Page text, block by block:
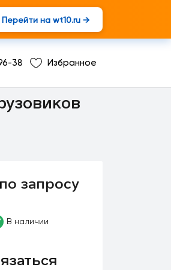
Перейти на wt10.ru →
38 Избранное
запросу
В наличии